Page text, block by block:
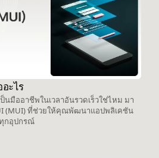
ะไร
นมืออาชีพในเวลาอันรวดเร็วใช่ไหม มา
(MUI) ที่ช่วยให้คุณพัฒนาแอปพลิเคชัน
กอุปกรณ์